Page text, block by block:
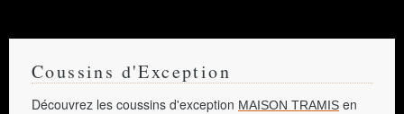
Coussins d'Exception
Découvrez les coussins d'exception MAISON TRAMIS en